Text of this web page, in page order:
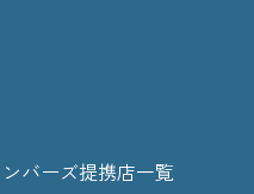
バーズ提携店一覧